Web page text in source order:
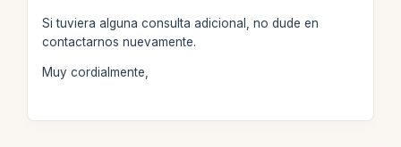
Si tuviera alguna consulta adicional, no dude en
contactarnos nuevamente.
Muy cordialmente,